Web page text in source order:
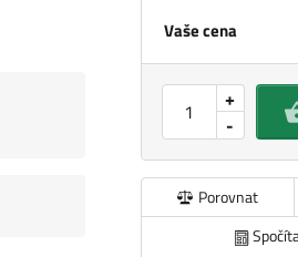
Vaše cena
-
+
Porovnat